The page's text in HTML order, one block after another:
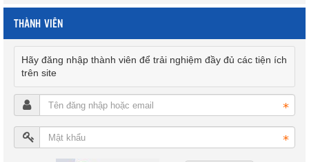
THÀNH VIÊN
Hãy đăng nhập thành viên để trải nghiệm đầy đủ các tiện ích
trên site